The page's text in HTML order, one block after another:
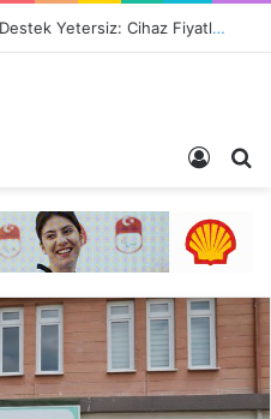
Engelliler İçin Hayat Pahalı, Destek Yetersiz: Cihaz Fiyatları 9 Kat Arttı, Devlet Katkısı Eriyor
Giriş